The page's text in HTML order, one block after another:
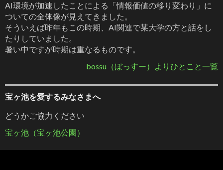
AI環境が加速したことによる「情報価値の移り変わり」に
ついての全体像が見えてきました。
そういえば昨年もこの時期、AI関連で某大学の方と話をし
たりしていました。
暑い中ですが時期は重なるものです。
bossu（ぼっすー）よりひとこと一覧
宝ヶ池を愛するみなさまへ
どうかご協力ください
宝ヶ池（宝ヶ池公園）